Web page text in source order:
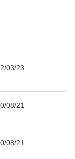
03/23
08/21
08/21